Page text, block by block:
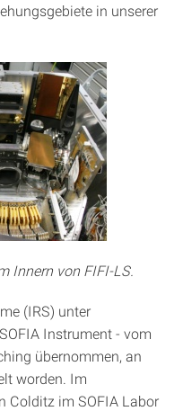
in unserer
Innern von FIFI-LS.
(IRS) unter
Instrument - vom
übernommen, an
worden. Im
Colditz im SOFIA Labor